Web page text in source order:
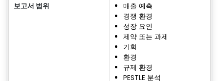
보고서 범위
매출 예측
경쟁 환경
성장 요인
제약 또는 과제
기회
환경
규제 환경
PESTLE 분석